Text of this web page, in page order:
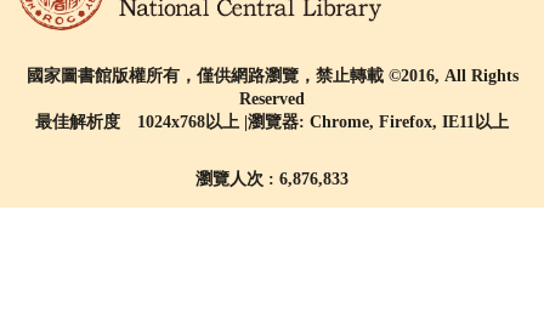
國家圖書館版權所有，僅供網路瀏覽，禁止轉載 ©2016, All Rights
Reserved
最佳解析度 1024x768以上 |瀏覽器: Chrome, Firefox, IE11以上
瀏覽人次 : 6,876,833